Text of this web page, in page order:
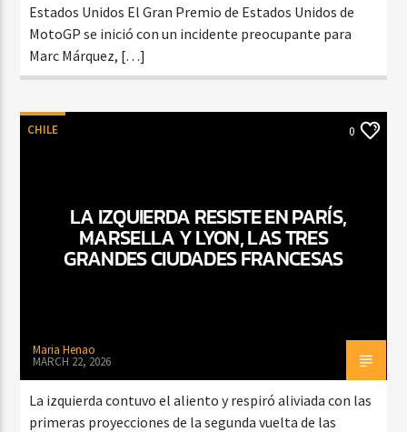
Estados Unidos El Gran Premio de Estados Unidos de
MotoGP se inició con un incidente preocupante para
Marc Márquez, […]
CHILE 0
LA IZQUIERDA RESISTE EN PARÍS,
MARSELLA Y LYON, LAS TRES
GRANDES CIUDADES FRANCESAS
Maria Henao
MARCH 22, 2026
La izquierda contuvo el aliento y respiró aliviada con las
primeras proyecciones de la segunda vuelta de las